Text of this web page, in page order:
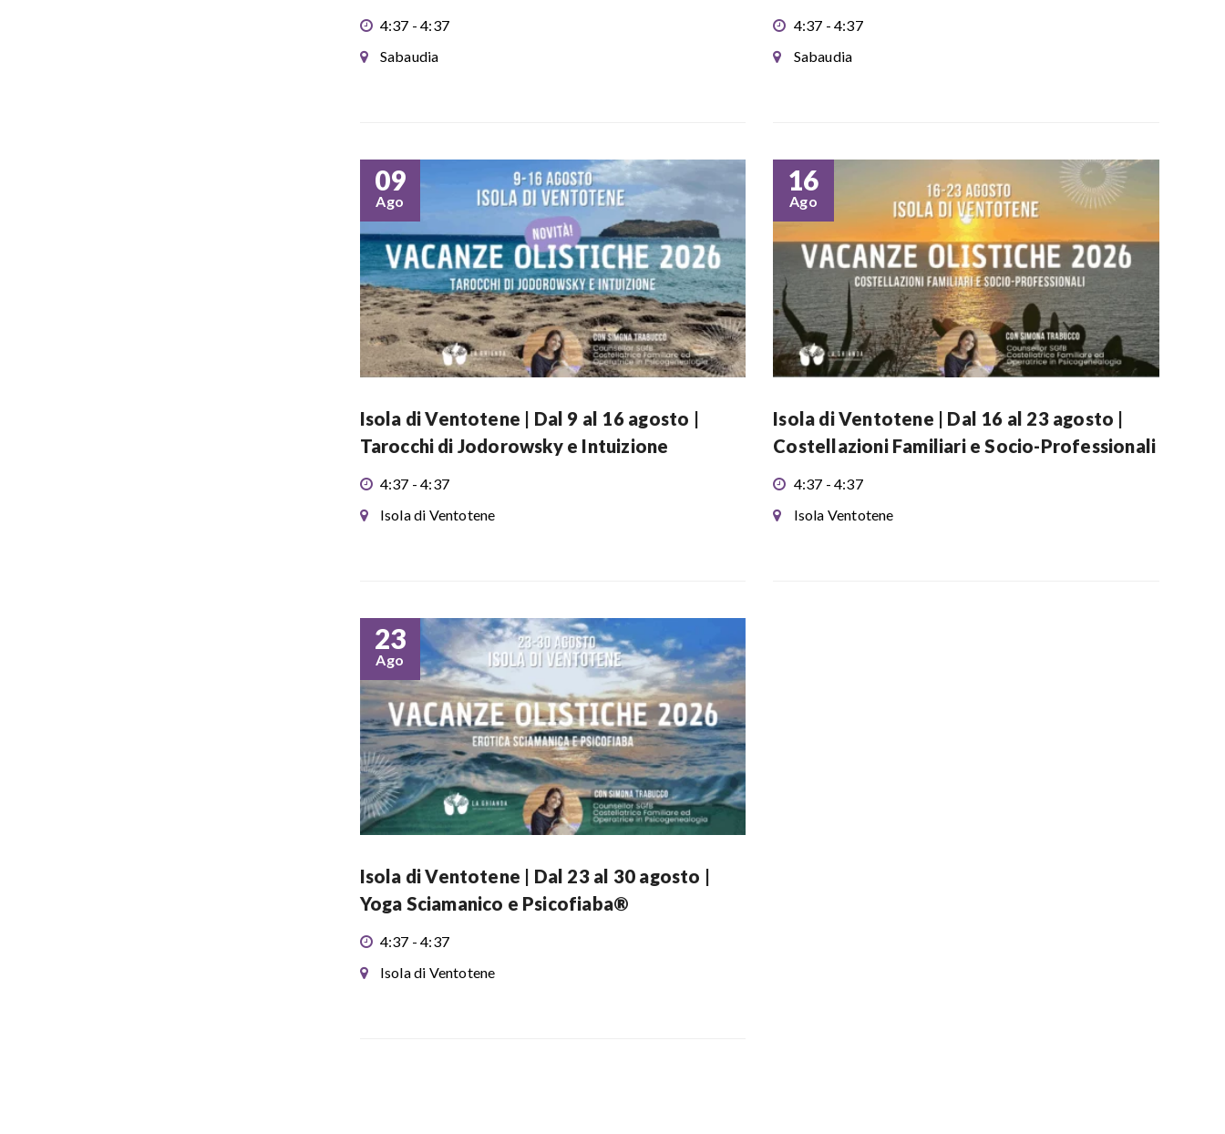
4:37 - 4:37
Sabaudia
4:37 - 4:37
Sabaudia
09
Ago
Isola di Ventotene | Dal 9 al 16 agosto |
Tarocchi di Jodorowsky e Intuizione
4:37 - 4:37
Isola di Ventotene
16
Ago
Isola di Ventotene | Dal 16 al 23 agosto |
Costellazioni Familiari e Socio-Professionali
4:37 - 4:37
Isola Ventotene
23
Ago
Isola di Ventotene | Dal 23 al 30 agosto |
Yoga Sciamanico e Psicofiaba®
4:37 - 4:37
Isola di Ventotene